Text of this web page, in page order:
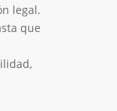
legal.
que